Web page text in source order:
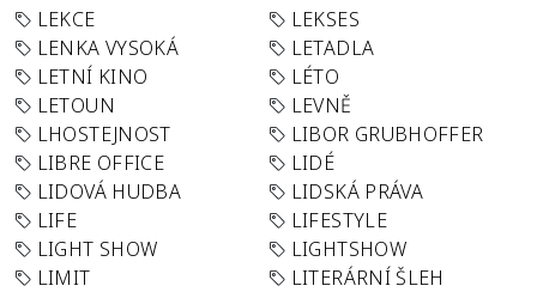
LEKCE
LEKSES
LENKA VYSOKÁ
LETADLA
LETNÍ KINO
LÉTO
LETOUN
LEVNĚ
LHOSTEJNOST
LIBOR GRUBHOFFER
LIBRE OFFICE
LIDÉ
LIDOVÁ HUDBA
LIDSKÁ PRÁVA
LIFE
LIFESTYLE
LIGHT SHOW
LIGHTSHOW
LIMIT
LITERÁRNÍ ŠLEH